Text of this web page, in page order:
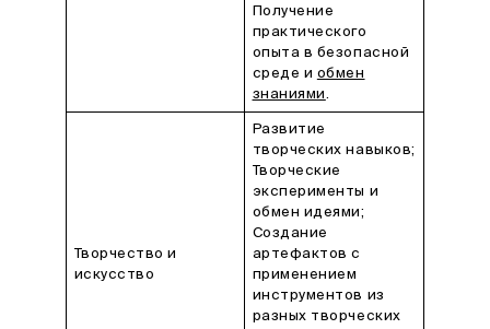
Получение
практического
опыта в безопасной
среде и обмен
знаниями.
Творчество и
искусство
Развитие
творческих навыков;
Творческие
эксперименты и
обмен идеями;
Создание
артефактов с
применением
инструментов из
разных творческих